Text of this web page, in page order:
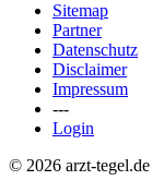
Sitemap
Partner
Datenschutz
Disclaimer
Impressum
---
Login
© 2026 arzt-tegel.de